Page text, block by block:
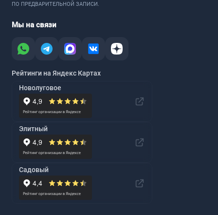
ПО ПРЕДВАРИТЕЛЬНОЙ ЗАПИСИ.
Мы на связи
Рейтинги на Яндекс Картах
Новолуговое
Элитный
Садовый